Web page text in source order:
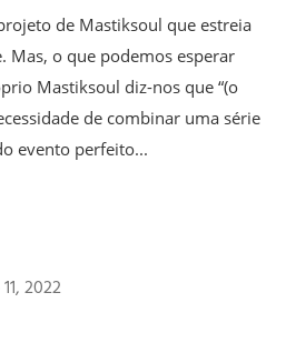
de Mastiksoul que estreia
Mas, o que podemos esperar
Mastiksoul diz-nos que “​(o
de combinar uma série
evento perfeito...
2022